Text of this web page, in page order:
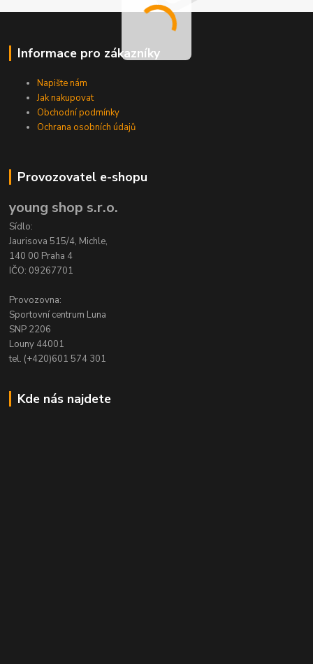
Informace pro zákazníky
Napište nám
Jak nakupovat
Obchodní podmínky
Ochrana osobních údajů
Provozovatel e-shopu
young shop s.r.o.
Sídlo:
Jaurisova 515/4, Michle,
140 00 Praha 4
IČO: 09267701
Provozovna:
Sportovní centrum Luna
SNP 2206
Louny 44001
tel. (+420)601 574 301
Kde nás najdete